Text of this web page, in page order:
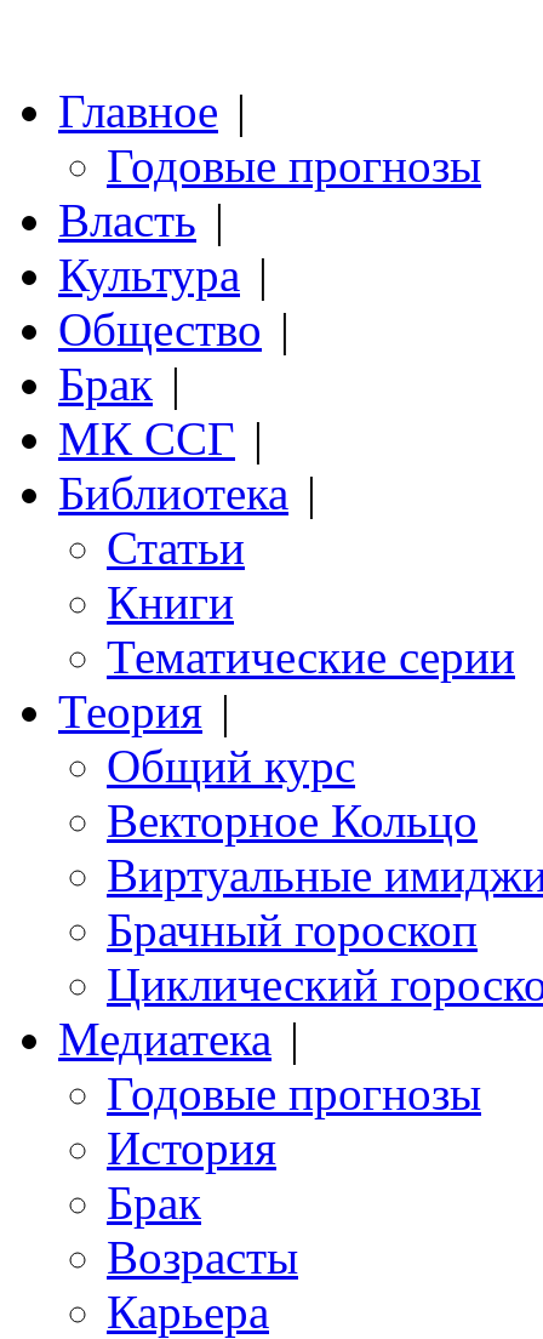
Главное |
Годовые прогнозы
Власть |
Культура |
Общество |
Брак |
МК ССГ |
Библиотека |
Статьи
Книги
Тематические серии
Теория |
Общий курс
Векторное Кольцо
Виртуальные
Брачный гороскоп
Циклический
Медиатека |
Годовые прогнозы
История
Брак
Возрасты
Карьера